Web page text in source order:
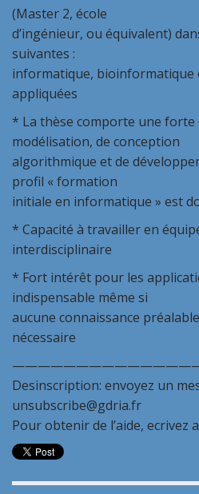
(Master 2, école
d’ingénieur, ou équivalent)
suivantes :
informatique, bioinformatique
appliquées
* La thèse comporte une forte
modélisation, de conception
algorithmique et de
profil « formation
initiale en informatique » est
* Capacité à travailler en
interdisciplinaire
* Fort intérêt pour les
indispensable même si
aucune connaissance
nécessaire
Desinscription: envoyez un
unsubscribe@gdria.fr
Pour obtenir de l’aide, ecrivez